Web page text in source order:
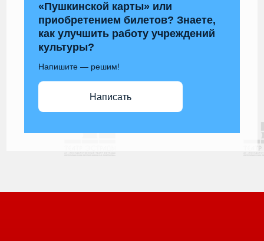
«Пушкинской карты» или
приобретением билетов? Знаете,
как улучшить работу учреждений
культуры?
Напишите — решим!
Написать